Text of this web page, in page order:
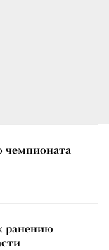
чемпионата
ранению